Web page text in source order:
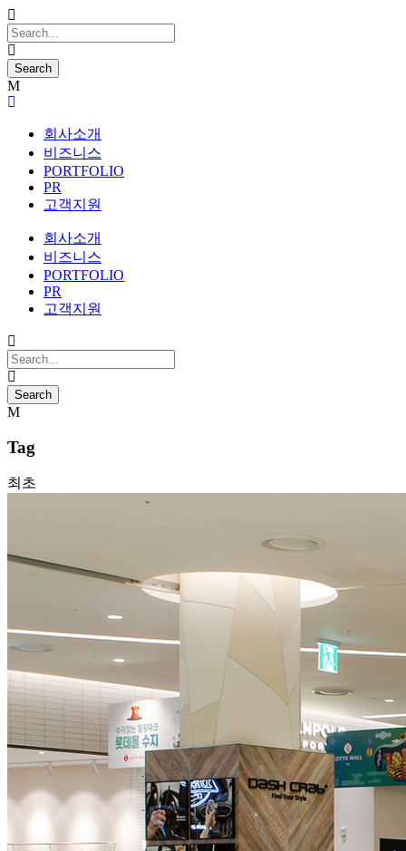
회사소개
비즈니스
PORTFOLIO
PR
고객지원
회사소개
비즈니스
PORTFOLIO
PR
고객지원
Tag
최초